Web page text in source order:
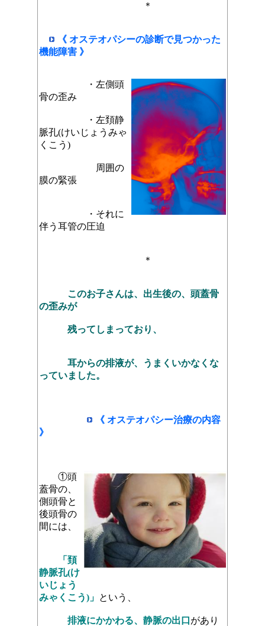
＊
《 オステオパシーの診断で見つかった
機能障害 》
・左側頭
骨の歪み
・左頚静
脈孔(けいじょうみゃ
くこう)
周囲の
膜の緊張
・それに
伴う耳管の圧迫
＊
このお子さんは、出生後の、頭蓋骨
の歪みが
残ってしまっており、
耳からの排液が、うまくいかなくな
っていました。
《 オステオパシー治療の内容
》
①頭
蓋骨の、
側頭骨と
後頭骨の
間には、
「頚
静脈孔(け
いじょう
みゃくこう)」 という、
排液にかかわる、静脈の出口 があり